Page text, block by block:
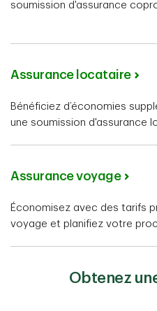
soumission d'assurance
Assurance locataire
Bénéficiez d’économies
une soumission d'assurance
Assurance voyage
Économisez avec des tarifs
voyage et planifiez votre
Obtenez